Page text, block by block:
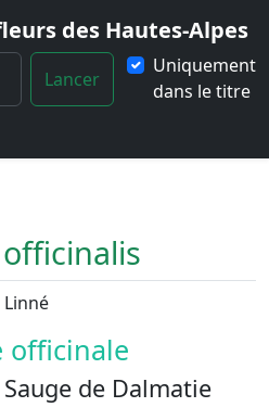
des Hautes-Alpes
Lancer
Uniquement
dans le titre
Linné
officinale
de Dalmatie